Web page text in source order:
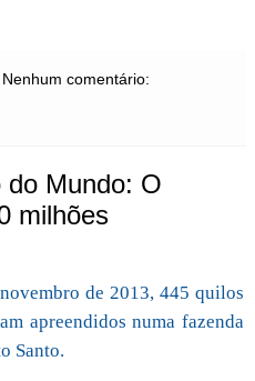
Nenhum comentário:
do Mundo: O
milhões
de 2013, 445 quilos
apreendidos numa fazenda
Santo.